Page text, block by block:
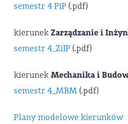
semestr 4 PiP (.pdf)
kierunekZarządzanie i
semestr 4_ZiIP (.pdf)
kierunekMechanika i
semestr 4_MBM(.pdf)
Plany modelowe kierunków